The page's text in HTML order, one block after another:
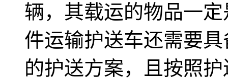
辆，其载运的物品一
件运输护送车还需要
的护送方案，且按照